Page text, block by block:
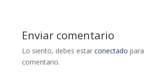
Enviar comentario
Lo siento, debes estar conectado
comentario.